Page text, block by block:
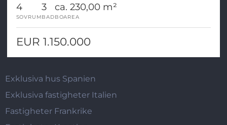
4
SOVRUM
3
BAD
ca. 230,00 m²
BOAREA
EUR 1.150.000
Exklusiva hus Spanien
Exklusiva fastigheter Italien
Fastigheter Frankrike